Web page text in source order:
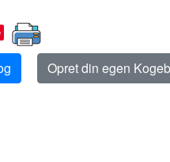
Opret din egen